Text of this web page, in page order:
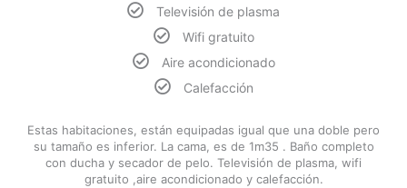
Televisión de plasma
Wifi gratuito
Aire acondicionado
Calefacción
Estas habitaciones, están equipadas igual que una doble pero
su tamaño es inferior. La cama, es de 1m35 . Baño completo
con ducha y secador de pelo. Televisión de plasma, wifi
gratuito ,aire acondicionado y calefacción.